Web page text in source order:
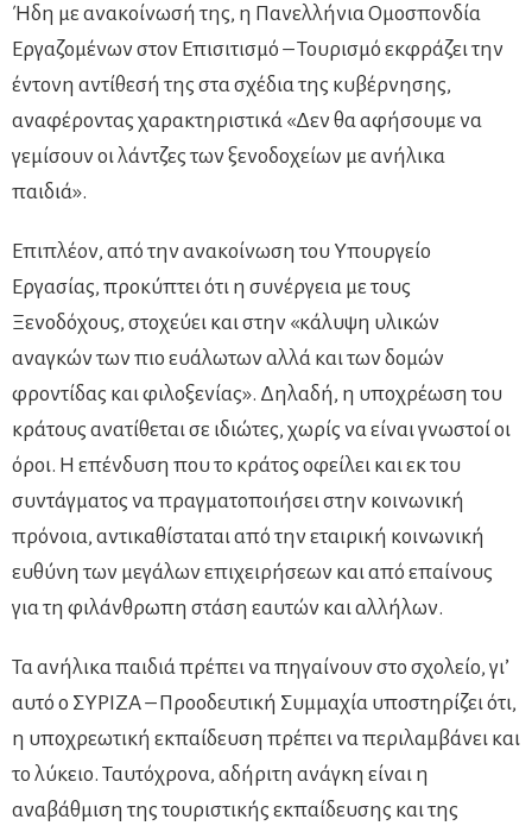
Ήδη με ανακοίνωσή της, η Πανελλήνια Ομοσπονδία
Εργαζομένων στον Επισιτισμό – Τουρισμό εκφράζει την
έντονη αντίθεσή της στα σχέδια της κυβέρνησης,
αναφέροντας χαρακτηριστικά «Δεν θα αφήσουμε να
γεμίσουν οι λάντζες των ξενοδοχείων με ανήλικα
παιδιά».
Επιπλέον, από την ανακοίνωση του Υπουργείο
Εργασίας, προκύπτει ότι η συνέργεια με τους
Ξενοδόχους, στοχεύει και στην «κάλυψη υλικών
αναγκών των πιο ευάλωτων αλλά και των δομών
φροντίδας και φιλοξενίας». Δηλαδή, η υποχρέωση του
κράτους ανατίθεται σε ιδιώτες, χωρίς να είναι γνωστοί οι
όροι. Η επένδυση που το κράτος οφείλει και εκ του
συντάγματος να πραγματοποιήσει στην κοινωνική
πρόνοια, αντικαθίσταται από την εταιρική κοινωνική
ευθύνη των μεγάλων επιχειρήσεων και από επαίνους
για τη φιλάνθρωπη στάση εαυτών και αλλήλων.
Τα ανήλικα παιδιά πρέπει να πηγαίνουν στο σχολείο, γι’
αυτό ο ΣΥΡΙΖΑ – Προοδευτική Συμμαχία υποστηρίζει ότι,
η υποχρεωτική εκπαίδευση πρέπει να περιλαμβάνει και
το λύκειο. Ταυτόχρονα, αδήριτη ανάγκη είναι η
αναβάθμιση της τουριστικής εκπαίδευσης και της